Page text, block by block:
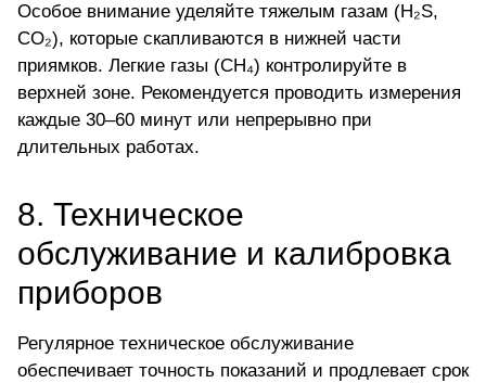
Особое внимание уделяйте тяжелым газам (H₂S,
CO₂), которые скапливаются в нижней части
приямков. Легкие газы (CH₄) контролируйте в
верхней зоне. Рекомендуется проводить измерения
каждые 30–60 минут или непрерывно при
длительных работах.
8. Техническое
обслуживание и калибровка
приборов
Регулярное техническое обслуживание
обеспечивает точность показаний и продлевает срок